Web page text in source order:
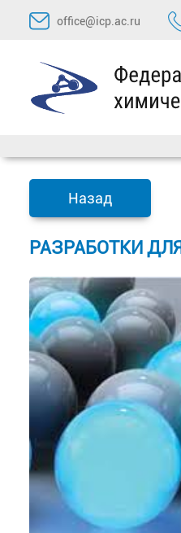
Перейти
содержимому
office@icp.ac.ru
Назад
РАЗРАБОТКИ